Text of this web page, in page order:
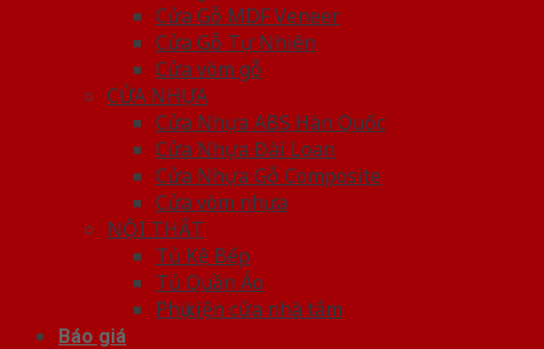
Cửa Gỗ MDF Veneer
Cửa Gỗ Tự Nhiên
Cửa vòm gỗ
CỬA NHỰA
Cửa Nhựa ABS Hàn Quốc
Cửa Nhựa Đài Loan
Cửa Nhựa Gỗ Composite
Cửa vòm nhựa
NỘI THẤT
Tủ Kệ Bếp
Tủ Quần Áo
Phụ kiện cửa nhà tắm
Báo giá